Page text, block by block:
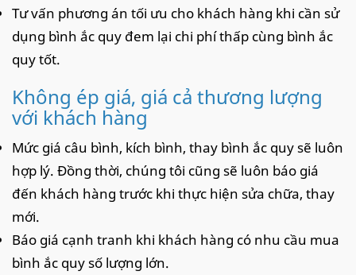
Tư vấn phương án tối ưu cho khách hàng khi cần sử
dụng bình ắc quy đem lại chi phí thấp cùng bình ắc
quy tốt.
Không ép giá, giá cả thương lượng
với khách hàng
Mức giá câu bình, kích bình, thay bình ắc quy sẽ luôn
hợp lý. Đồng thời, chúng tôi cũng sẽ luôn báo giá
đến khách hàng trước khi thực hiện sửa chữa, thay
mới.
Báo giá cạnh tranh khi khách hàng có nhu cầu mua
bình ắc quy số lượng lớn.